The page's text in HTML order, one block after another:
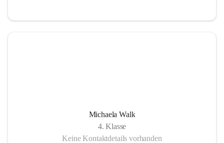
Michaela Walk
4. Klasse
Keine Kontaktdetails vorhanden